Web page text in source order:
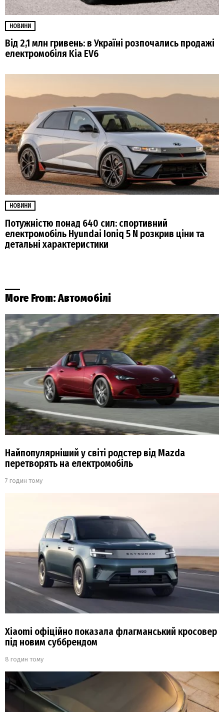
НОВИНИ
Від 2,1 млн гривень: в Україні розпочались продажі
електромобіля Kia EV6
НОВИНИ
Потужністю понад 640 сил: спортивний
електромобіль Hyundai Ioniq 5 N розкрив ціни та
детальні характеристики
More From:Автомобілі
Найпопулярніший у світі родстер від Mazda
перетворять на електромобіль
7 годин тому
Xiaomi офіційно показала флагманський кросовер
під новим суббрендом
8 годин тому